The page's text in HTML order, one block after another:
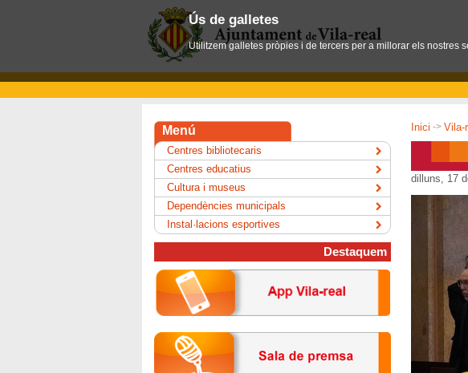
Inici -> Vila-
dilluns, 17
Menú
Centres bibliotecaris
Centres educatius
Cultura i museus
Dependències municipals
Instal·lacions esportives
Destaquem
Ús de galletes
Utilitzem galletes pròpies i de tercers per a millorar els nostres